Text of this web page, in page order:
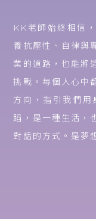
KK老師始終相信
養抗壓性、自律與
業的道路，也能將
挑戰。每個人心中
方向，指引我們
蹈，是一種生活，
對話的方式。是夢